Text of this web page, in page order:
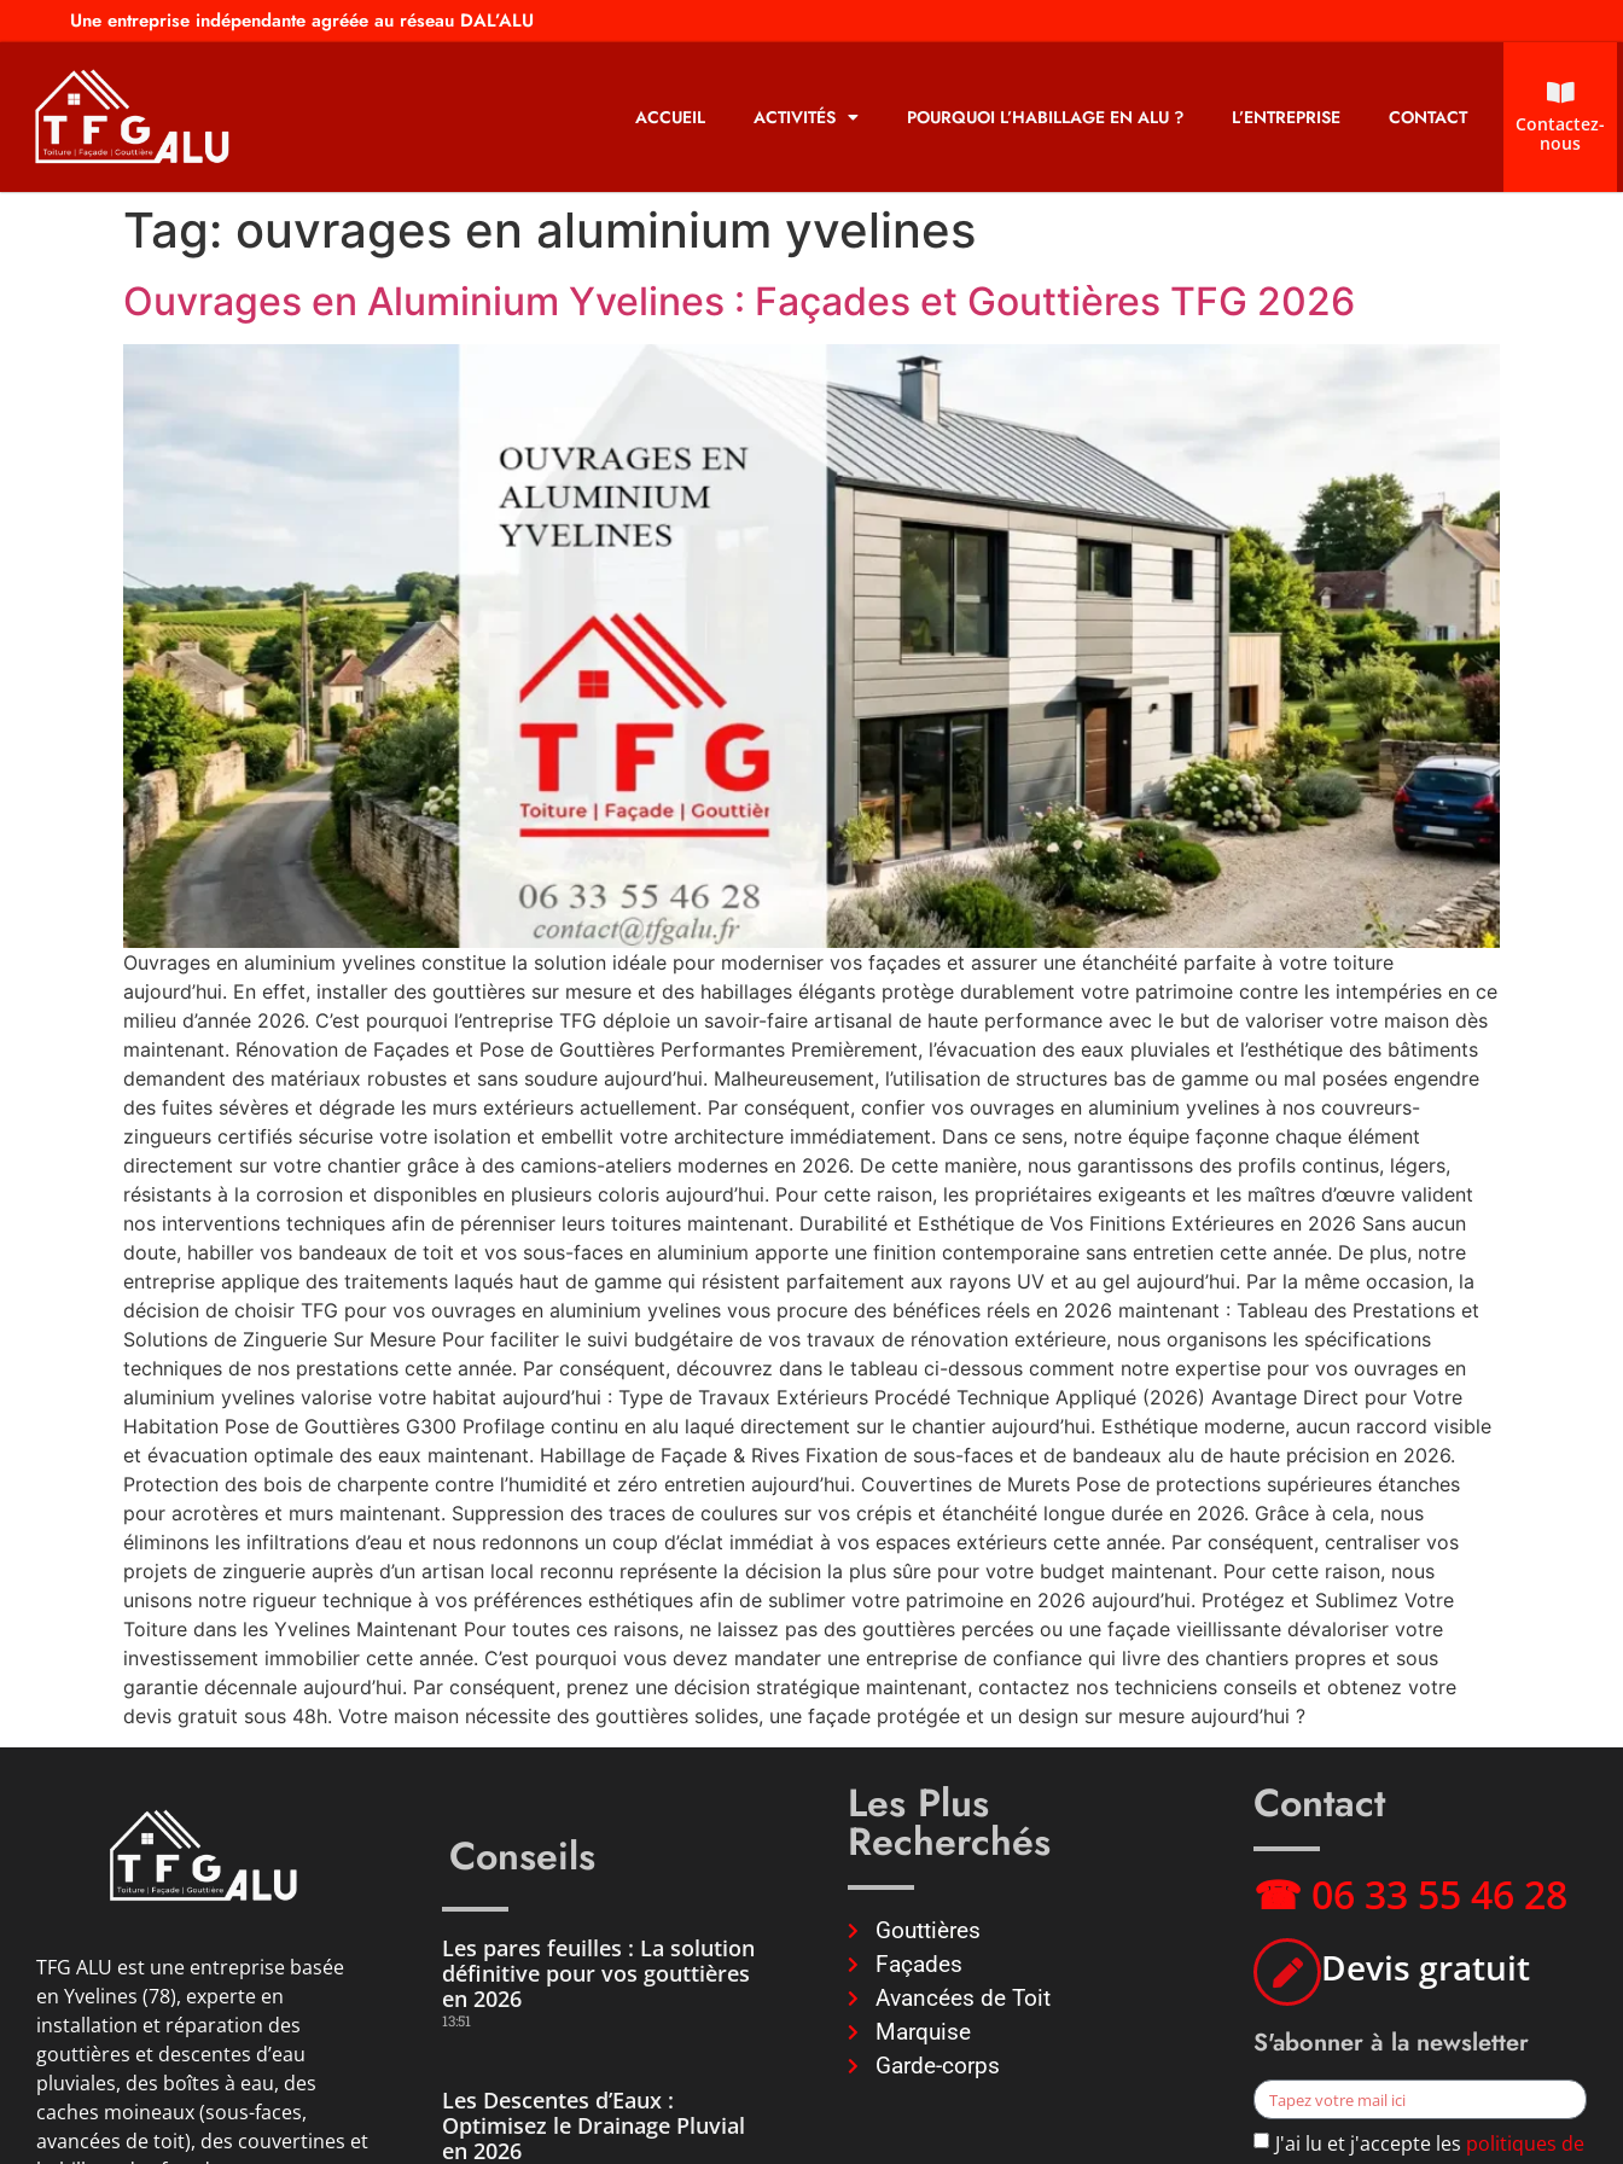
Une entreprise indépendante agréée au réseau DAL’ALU
ACCUEIL ACTIVITÉS POURQUOI L’HABILLAGE EN ALU ? L’ENTREPRISE CONTACT
Contactez-
nous
Tag: ouvrages en aluminium yvelines
Ouvrages en Aluminium Yvelines : Façades et Gouttières TFG 2026
Ouvrages en aluminium yvelines constitue la solution idéale pour moderniser vos façades et assurer une étanchéité parfaite à votre toiture
aujourd’hui. En effet, installer des gouttières sur mesure et des habillages élégants protège durablement votre patrimoine contre les intempéries en ce
milieu d’année 2026. C’est pourquoi l’entreprise TFG déploie un savoir-faire artisanal de haute performance avec le but de valoriser votre maison dès
maintenant. Rénovation de Façades et Pose de Gouttières Performantes Premièrement, l’évacuation des eaux pluviales et l’esthétique des bâtiments
demandent des matériaux robustes et sans soudure aujourd’hui. Malheureusement, l’utilisation de structures bas de gamme ou mal posées engendre
des fuites sévères et dégrade les murs extérieurs actuellement. Par conséquent, confier vos ouvrages en aluminium yvelines à nos couvreurs-
zingueurs certifiés sécurise votre isolation et embellit votre architecture immédiatement. Dans ce sens, notre équipe façonne chaque élément
directement sur votre chantier grâce à des camions-ateliers modernes en 2026. De cette manière, nous garantissons des profils continus, légers,
résistants à la corrosion et disponibles en plusieurs coloris aujourd’hui. Pour cette raison, les propriétaires exigeants et les maîtres d’œuvre valident
nos interventions techniques afin de pérenniser leurs toitures maintenant. Durabilité et Esthétique de Vos Finitions Extérieures en 2026 Sans aucun
doute, habiller vos bandeaux de toit et vos sous-faces en aluminium apporte une finition contemporaine sans entretien cette année. De plus, notre
entreprise applique des traitements laqués haut de gamme qui résistent parfaitement aux rayons UV et au gel aujourd’hui. Par la même occasion, la
décision de choisir TFG pour vos ouvrages en aluminium yvelines vous procure des bénéfices réels en 2026 maintenant : Tableau des Prestations et
Solutions de Zinguerie Sur Mesure Pour faciliter le suivi budgétaire de vos travaux de rénovation extérieure, nous organisons les spécifications
techniques de nos prestations cette année. Par conséquent, découvrez dans le tableau ci-dessous comment notre expertise pour vos ouvrages en
aluminium yvelines valorise votre habitat aujourd’hui : Type de Travaux Extérieurs Procédé Technique Appliqué (2026) Avantage Direct pour Votre
Habitation Pose de Gouttières G300 Profilage continu en alu laqué directement sur le chantier aujourd’hui. Esthétique moderne, aucun raccord visible
et évacuation optimale des eaux maintenant. Habillage de Façade & Rives Fixation de sous-faces et de bandeaux alu de haute précision en 2026.
Protection des bois de charpente contre l’humidité et zéro entretien aujourd’hui. Couvertines de Murets Pose de protections supérieures étanches
pour acrotères et murs maintenant. Suppression des traces de coulures sur vos crépis et étanchéité longue durée en 2026. Grâce à cela, nous
éliminons les infiltrations d’eau et nous redonnons un coup d’éclat immédiat à vos espaces extérieurs cette année. Par conséquent, centraliser vos
projets de zinguerie auprès d’un artisan local reconnu représente la décision la plus sûre pour votre budget maintenant. Pour cette raison, nous
unisons notre rigueur technique à vos préférences esthétiques afin de sublimer votre patrimoine en 2026 aujourd’hui. Protégez et Sublimez Votre
Toiture dans les Yvelines Maintenant Pour toutes ces raisons, ne laissez pas des gouttières percées ou une façade vieillissante dévaloriser votre
investissement immobilier cette année. C’est pourquoi vous devez mandater une entreprise de confiance qui livre des chantiers propres et sous
garantie décennale aujourd’hui. Par conséquent, prenez une décision stratégique maintenant, contactez nos techniciens conseils et obtenez votre
devis gratuit sous 48h. Votre maison nécessite des gouttières solides, une façade protégée et un design sur mesure aujourd’hui ?
TFG ALU est une entreprise basée
en Yvelines (78), experte en
installation et réparation des
gouttières et descentes d’eau
pluviales, des boîtes à eau, des
caches moineaux (sous-faces,
avancées de toit), des couvertines et
Conseils
Les pares feuilles : La solution
définitive pour vos gouttières
en 2026
13:51
Les Descentes d’Eaux :
Optimisez le Drainage Pluvial
en 2026
Les Plus
Recherchés
Gouttières
Façades
Avancées de Toit
Marquise
Garde-corps
Contact
☎ 06 33 55 46 28
Devis gratuit
S'abonner à la newsletter
J'ai lu et j'accepte les politiques de